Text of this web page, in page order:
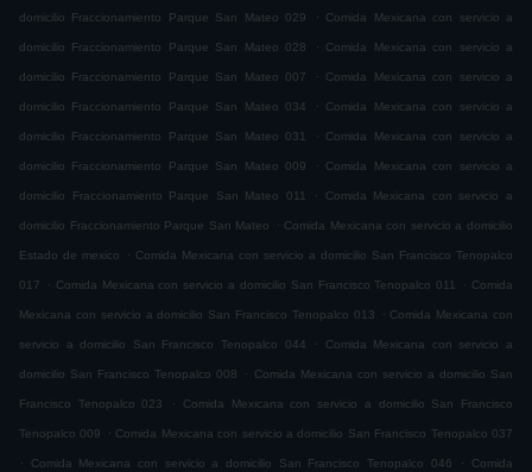
domicilio Fraccionamiento Parque San Mateo 029 . Comida Mexicana con servicio a
domicilio Fraccionamiento Parque San Mateo 028 . Comida Mexicana con servicio a
domicilio Fraccionamiento Parque San Mateo 007 . Comida Mexicana con servicio a
domicilio Fraccionamiento Parque San Mateo 034 . Comida Mexicana con servicio a
domicilio Fraccionamiento Parque San Mateo 031 . Comida Mexicana con servicio a
domicilio Fraccionamiento Parque San Mateo 009 . Comida Mexicana con servicio a
domicilio Fraccionamiento Parque San Mateo 011 . Comida Mexicana con servicio a
domicilio Fraccionamiento Parque San Mateo . Comida Mexicana con servicio a domicilio
Estado de mexico . Comida Mexicana con servicio a domicilio San Francisco Tenopalco
017 . Comida Mexicana con servicio a domicilio San Francisco Tenopalco 011 . Comida
Mexicana con servicio a domicilio San Francisco Tenopalco 013 . Comida Mexicana con
servicio a domicilio San Francisco Tenopalco 044 . Comida Mexicana con servicio a
domicilio San Francisco Tenopalco 008 . Comida Mexicana con servicio a domicilio San
Francisco Tenopalco 023 . Comida Mexicana con servicio a domicilio San Francisco
Tenopalco 009 . Comida Mexicana con servicio a domicilio San Francisco Tenopalco 037
.
Comida Mexicana con servicio a domicilio San Francisco Tenopalco 046 . Comida